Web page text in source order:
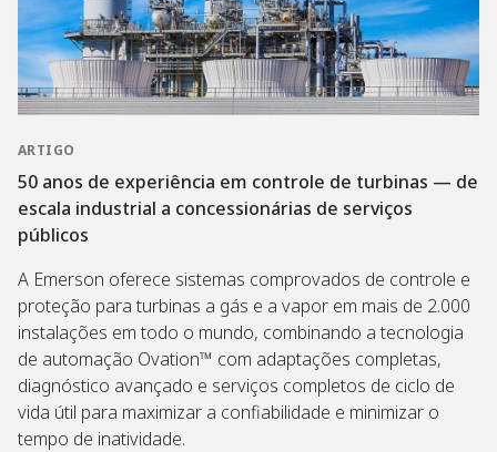
ARTIGO
50 anos de experiência em controle de turbinas — de
escala industrial a concessionárias de serviços
públicos
A Emerson oferece sistemas comprovados de controle e
proteção para turbinas a gás e a vapor em mais de 2.000
instalações em todo o mundo, combinando a tecnologia
de automação Ovation™ com adaptações completas,
diagnóstico avançado e serviços completos de ciclo de
vida útil para maximizar a confiabilidade e minimizar o
tempo de inatividade.